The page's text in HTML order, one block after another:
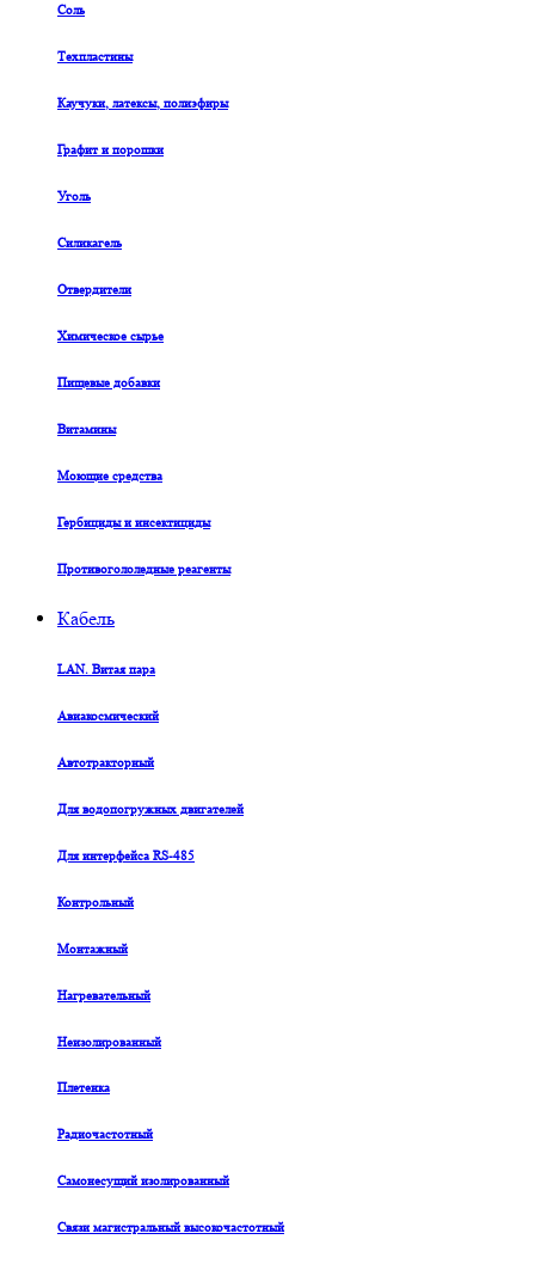
Соль
Техпластины
Каучуки, латексы, полиэфиры
Графит и порошки
Уголь
Силикагель
Отвердители
Химическое сырье
Пищевые добавки
Витамины
Моющие средства
Гербициды и инсектициды
Противогололедные реагенты
Кабель
LAN. Витая пара
Авиакосмический
Автотракторный
Для водопогружных двигателей
Для интерфейса RS-485
Контрольный
Монтажный
Нагревательный
Неизолированный
Плетенка
Радиочастотный
Самонесущий изолированный
Связи магистральный высокочастотный